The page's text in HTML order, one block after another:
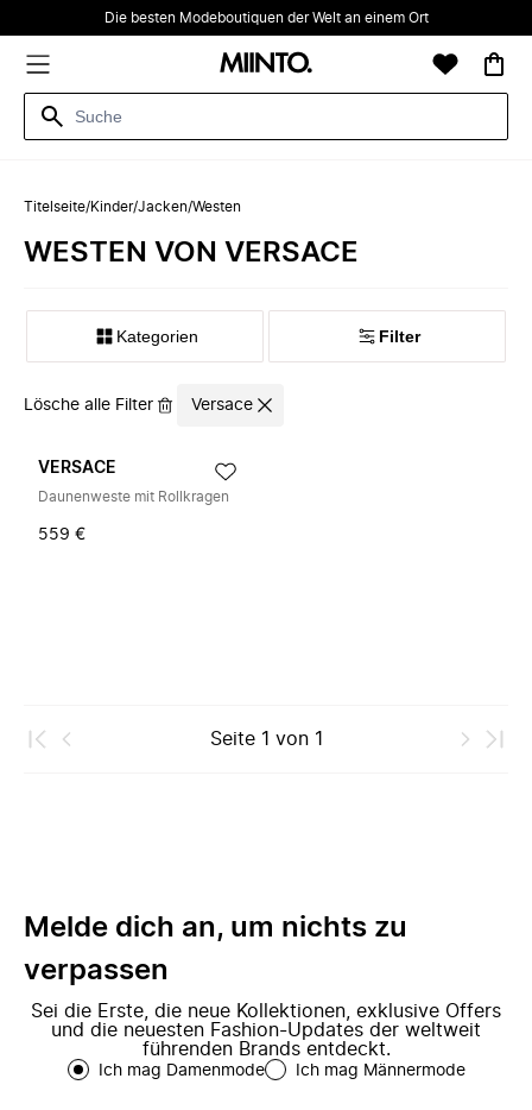
Die besten Modeboutiquen der Welt an einem Ort
Titelseite/Kinder/Jacken/Westen
WESTEN VON VERSACE
Kategorien Filter
Lösche alle Filter Versace
VERSACE
Daunenweste mit Rollkragen
559 €
Seite 1 von 1
Melde dich an, um nichts zu
verpassen
Sei die Erste, die neue Kollektionen, exklusive Offers
und die neuesten Fashion-Updates der weltweit
führenden Brands entdeckt.
Ich mag Damenmode Ich mag Männermode